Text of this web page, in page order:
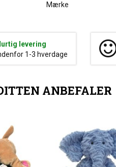
Mærke
levering
1-3 hverdage
ANBEFALER